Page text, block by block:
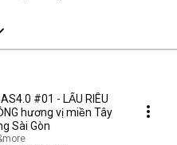
#01 - LẨU RIÊU
hương vị miền Tây
Sài Gòn